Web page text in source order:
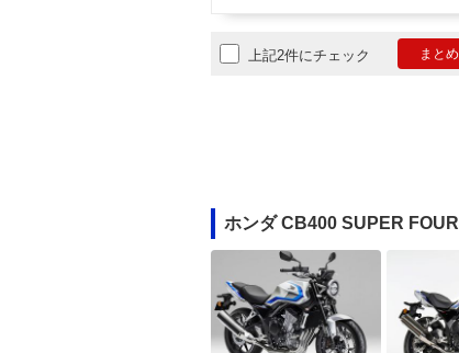
上記2件にチェック まと
ホンダ CB400 SUPER